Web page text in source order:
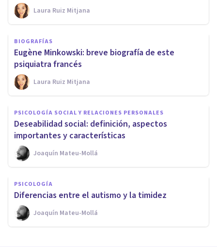
Laura Ruiz Mitjana
BIOGRAFÍAS
Eugène Minkowski: breve biografía de este
psiquiatra francés
Laura Ruiz Mitjana
PSICOLOGÍA SOCIAL Y RELACIONES PERSONALES
Deseabilidad social: definición, aspectos
importantes y características
Joaquín Mateu-Mollá
PSICOLOGÍA
Diferencias entre el autismo y la timidez
Joaquín Mateu-Mollá